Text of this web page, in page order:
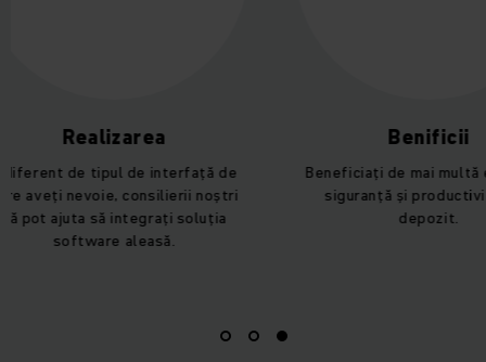
de interfață de
consilierii noștri
integrați soluția
aleasă.
Beneficiați de mai multă eficiență,
siguranță și productivitate în